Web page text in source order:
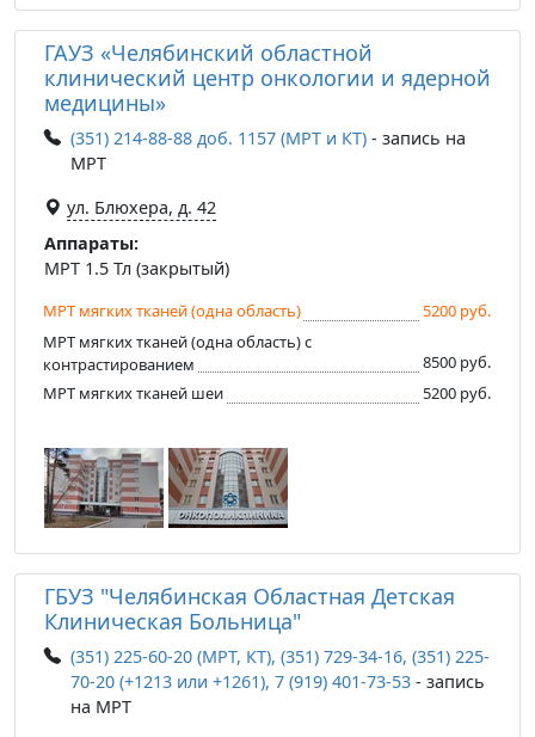
ГАУЗ «Челябинский областной
клинический центр онкологии и ядерной
медицины»
(351) 214-88-88 доб. 1157 (МРТ и КТ) - запись на
МРТ
ул. Блюхера, д. 42
Аппараты:
МРТ 1.5 Тл (закрытый)
МРТ мягких тканей (одна область)
5200 руб.
МРТ мягких тканей (одна область) с
контрастированием
8500 руб.
МРТ мягких тканей шеи
5200 руб.
ГБУЗ "Челябинская Областная Детская
Клиническая Больница"
(351) 225-60-20 (МРТ, КТ), (351) 729-34-16, (351) 225-
70-20 (+1213 или +1261), 7 (919) 401-73-53 - запись
на МРТ